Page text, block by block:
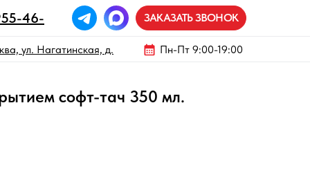
ЗАКАЗАТЬ ЗВОНОК
46-
ул. Нагатинская, д. Пн-Пт 9:00-19:00
софт-тач 350 мл.